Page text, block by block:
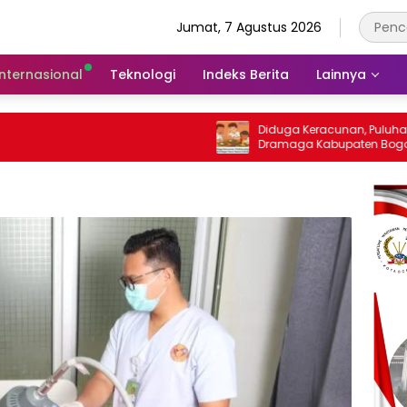
Jumat, 7 Agustus 2026
Teknologi Indeks Berita Lainnya
Diduga Keracunan, Puluhan Siswa SD di
Dramaga Kabupaten Bogor Dilarikan Ke
Puskesmas